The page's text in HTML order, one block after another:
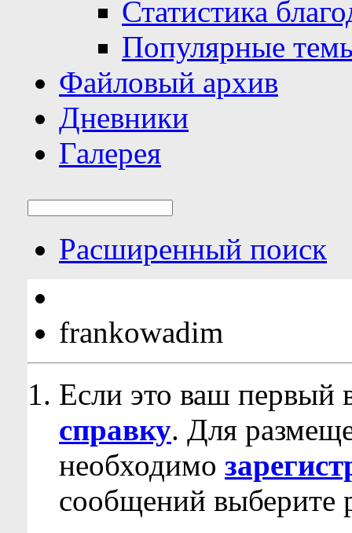
Статистика
Популярные
Файловый архив
Дневники
Галерея
Расширенный поиск
frankowadim
Если это ваш первый
справку. Для
необходимо
сообщений выберите